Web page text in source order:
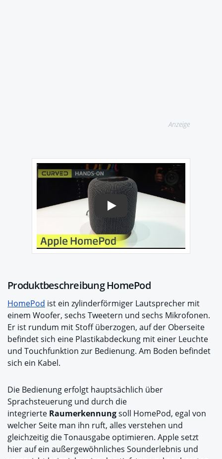
Anzeige
Play
Produktbeschreibung HomePod
HomePod ist ein zylinderförmiger Lautsprecher mit
einem Woofer, sechs Tweetern und sechs Mikrofonen.
Er ist rundum mit Stoff überzogen, auf der Oberseite
befindet sich eine Plastikabdeckung mit einer Leuchte
und Touchfunktion zur Bedienung. Am Boden befindet
sich ein Kabel.
Die Bedienung erfolgt hauptsächlich über
Sprachsteuerung und durch die
integrierte Raumerkennungsoll HomePod, egal von
welcher Seite man ihn ruft, alles verstehen und
gleichzeitig die Tonausgabe optimieren. Apple setzt
hier auf ein außergewöhnliches Sounderlebnis und